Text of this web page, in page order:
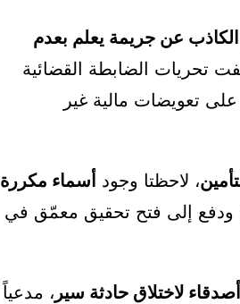
الكاذب عن جريمة يعلم بعدم
تحريات الضابطة القضائية
تعويضات مالية غير
، لاحظتا وجود أسماء مكررة
ودفع إلى فتح تحقيق معمّق في
لاختلاق حادثة سير ، مدعياً